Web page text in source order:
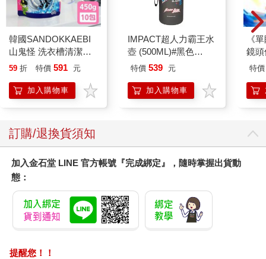
韓國SANDOKKAEBI
山鬼怪 洗衣槽清潔劑
450公克-10包組
59 折 特價 591 元
加入購物車
IMPACT超人力霸王水
壺 (500ML)#黑色
IMUTB01BK
特價 539 元
加入購物車
《
鏡
特價
訂購/退換貨須知
加入金石堂 LINE 官方帳號『完成綁定』，隨時掌握出貨動
態：
提醒您！！